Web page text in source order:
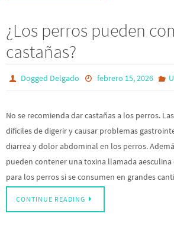
¿Los perros pueden
castañas?
Dogged Delgado febrero 15, 2026
No se recomienda dar castañas a los perros.
difíciles de digerir y causar problemas
diarrea y dolor abdominal en los perros.
pueden contener una toxina llamada
para los perros si se consumen en grandes
CONTINUE READING